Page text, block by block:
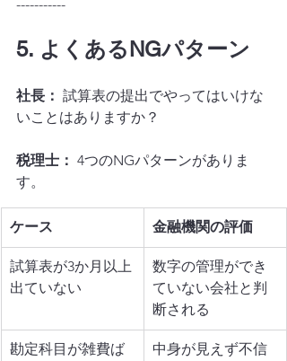
-----------
5. よくあるNGパターン
社長： 試算表の提出でやってはいけな
いことはありますか？
税理士： 4つのNGパターンがありま
す。
ケース 金融機関の評価
試算表が3か月以上
出ていない
数字の管理ができ
ていない会社と判
断される
勘定科目が雑費ば
中身が見えず不信